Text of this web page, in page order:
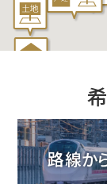
建
売・
地
情
路線か